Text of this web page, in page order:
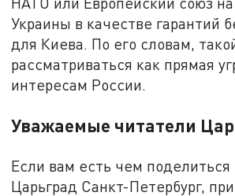
Украины в качестве гарантий
для Киева. По его словам,
рассматриваться как прямая
интересам России.
Уважаемые читатели
Если вам есть чем
Царьград Санкт-Петербург,